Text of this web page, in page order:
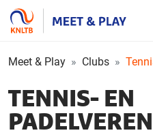
Service
menu
Meet & Play Clubs
TENNIS- EN